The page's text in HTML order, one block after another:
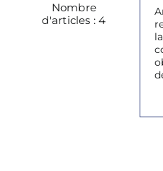
Nombre
d'articles : 4